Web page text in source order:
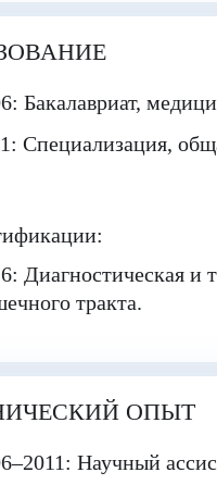
: Бакалавриат,
Специализация,
Диагностическая и
тракта.
ОПЫТ
: Научный